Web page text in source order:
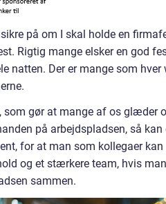
på om I skal holde en
Rigtig mange elsker en god
natten. Der er mange som
som gør at mange af os glæder
på arbejdspladsen, så
for at man som kollegaer
og et stærkere team, hvis
sammen.